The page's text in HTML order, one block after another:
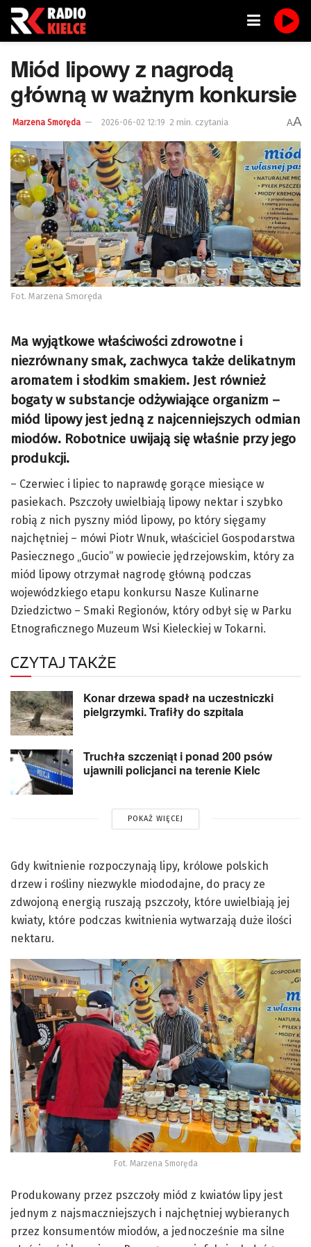
Miód lipowy z nagrodą
główną w ważnym konkursie
Marzena Smoręda 2026-06-02 12:19 2 min. czytania AA
Fot. Marzena Smoręda
Ma wyjątkowe właściwości zdrowotne i
niezrównany smak, zachwyca także delikatnym
aromatem i słodkim smakiem. Jest również
bogaty w substancje odżywiające organizm –
miód lipowy jest jedną z najcenniejszych odmian
miodów. Robotnice uwijają się właśnie przy jego
produkcji.
– Czerwiec i lipiec to naprawdę gorące miesiące w
pasiekach. Pszczoły uwielbiają lipowy nektar i szybko
robią z nich pyszny miód lipowy, po który sięgamy
najchętniej – mówi Piotr Wnuk, właściciel Gospodarstwa
Pasiecznego „Gucio” w powiecie jędrzejowskim, który za
miód lipowy otrzymał nagrodę główną podczas
wojewódzkiego etapu konkursu Nasze Kulinarne
Dziedzictwo – Smaki Regionów, który odbył się w Parku
Etnograficznego Muzeum Wsi Kieleckiej w Tokarni.
CZYTAJ TAKŻE
Konar drzewa spadł na uczestniczki
pielgrzymki. Trafiły do szpitala
Truchła szczeniąt i ponad 200 psów
ujawnili policjanci na terenie Kielc
POKAŻ WIĘCEJ
Gdy kwitnienie rozpoczynają lipy, królowe polskich
drzew i rośliny niezwykle miododajne, do pracy ze
zdwojoną energią ruszają pszczoły, które uwielbiają jej
kwiaty, które podczas kwitnienia wytwarzają duże ilości
nektaru.
Fot. Marzena Smoręda
Produkowany przez pszczoły miód z kwiatów lipy jest
jednym z najsmaczniejszych i najchętniej wybieranych
przez konsumentów miodów, a jednocześnie ma silne